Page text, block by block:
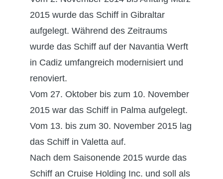
2015 wurde das Schiff in Gibraltar
aufgelegt. Während des Zeitraums
wurde das Schiff auf der Navantia Werft
in Cadiz umfangreich modernisiert und
renoviert.
Vom 27. Oktober bis zum 10. November
2015 war das Schiff in Palma aufgelegt.
Vom 13. bis zum 30. November 2015 lag
das Schiff in Valetta auf.
Nach dem Saisonende 2015 wurde das
Schiff an Cruise Holding Inc. und soll als